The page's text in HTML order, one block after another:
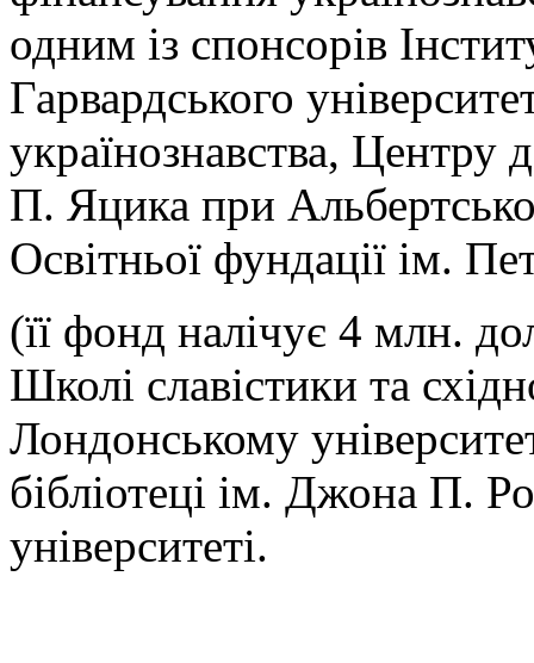
одним із спонсорів
Гарвардського
українознавства, Центру
П. Яцика при
Освітньої фундації ім.
(її фонд налічує 4 млн.
Школі славістики та
Лондонському
бібліотеці ім. Джона П.
університеті.